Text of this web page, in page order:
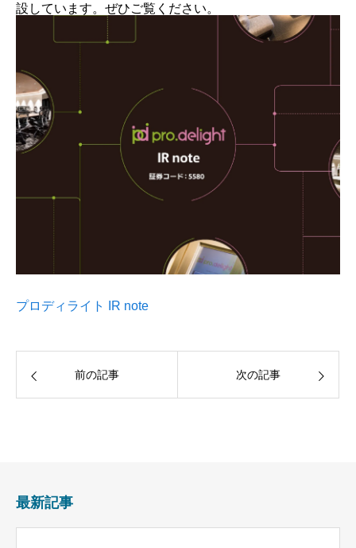
設しています。ぜひご覧ください。
プロディライト IR note
前の記事 次の記事
最新記事